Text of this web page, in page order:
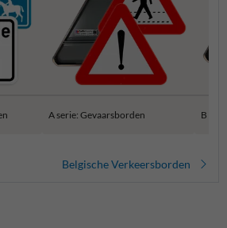
A serie: Gevaarsborden B
Belgische Verkeersborden